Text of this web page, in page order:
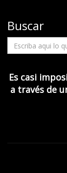
Buscar
Es casi
a través de